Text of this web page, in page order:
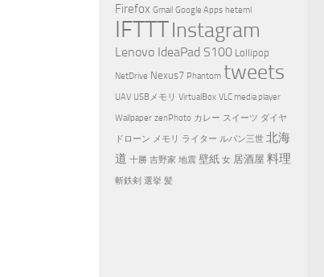
Firefox Gmail Google Apps heteml
IFTTTInstagram
Lenovo IdeaPad S100 Lollipop
NetDrive Nexus7 Phantom tweets
UAV USBメモリ VirtualBox VLC media player
Wallpaper zenPhoto カレー スイーツ ダイヤ
ドローン メモリ ライター ルパン三世 北海
道 十勝 吉野家 地震 壁紙 女 居酒屋 料理
斬鉄剣 選挙 髪